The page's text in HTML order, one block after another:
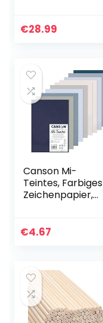
€28.99
Canson Mi-
Teintes, Farbiges
Zeichenpapier,
21×29,7cm,
€4.67